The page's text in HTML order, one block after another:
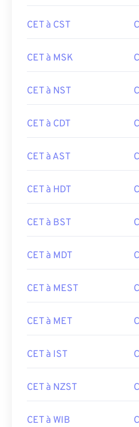
CET à CST
CET à MSK
CET à NST
CET à CDT
CET à AST
CET à HDT
CET à BST
CET à MDT
CET à MEST
CET à MET
CET à IST
CET à NZST
CET à WIB